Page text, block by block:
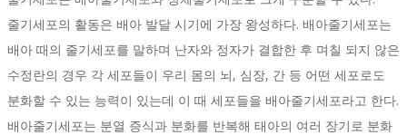
줄기세포의 활동은 배아 발달 시기에 가장 왕성하다. 배아줄기세포는
배아 때의 줄기세포를 말하며 난자와 정자가 결합한 후 며칠 되지 않은
수정란의 경우 각 세포들이 우리 몸의 뇌, 심장, 간 등 어떤 세포로도
분화할 수 있는 능력이 있는데 이 때 세포들을 배아줄기세포라고 한다.
배아줄기세포는 분열 증식과 분화를 반복해 태아의 여러 장기로 분화